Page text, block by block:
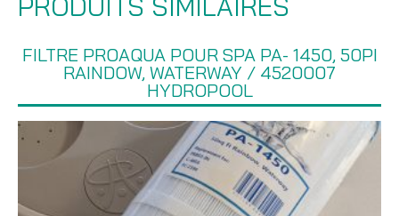
FILTRE PROAQUA POUR SPA PA- 1450, 50PI
RAINDOW, WATERWAY / 4520007
HYDROPOOL